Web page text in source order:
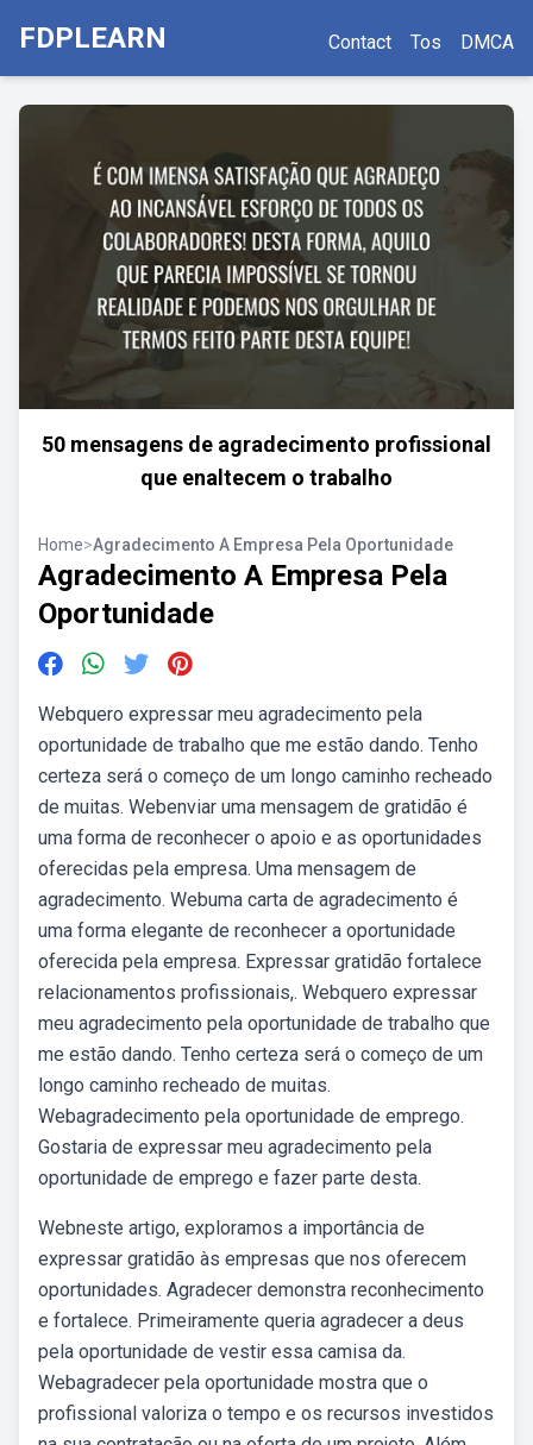
FDPLEARN Contact Tos DMCA
50 mensagens de agradecimento profissional
que enaltecem o trabalho
Home>Agradecimento A Empresa Pela Oportunidade
Agradecimento A Empresa Pela
Oportunidade
Webquero expressar meu agradecimento pela
oportunidade de trabalho que me estão dando. Tenho
certeza será o começo de um longo caminho recheado
de muitas. Webenviar uma mensagem de gratidão é
uma forma de reconhecer o apoio e as oportunidades
oferecidas pela empresa. Uma mensagem de
agradecimento. Webuma carta de agradecimento é
uma forma elegante de reconhecer a oportunidade
oferecida pela empresa. Expressar gratidão fortalece
relacionamentos profissionais,. Webquero expressar
meu agradecimento pela oportunidade de trabalho que
me estão dando. Tenho certeza será o começo de um
longo caminho recheado de muitas.
Webagradecimento pela oportunidade de emprego.
Gostaria de expressar meu agradecimento pela
oportunidade de emprego e fazer parte desta.
Webneste artigo, exploramos a importância de
expressar gratidão às empresas que nos oferecem
oportunidades. Agradecer demonstra reconhecimento
e fortalece. Primeiramente queria agradecer a deus
pela oportunidade de vestir essa camisa da.
Webagradecer pela oportunidade mostra que o
profissional valoriza o tempo e os recursos investidos